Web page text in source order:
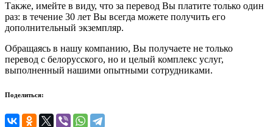
Также, имейте в виду, что за перевод Вы платите только один
раз: в течение 30 лет Вы всегда можете получить его
дополнительный экземпляр.
Обращаясь в нашу компанию, Вы получаете не только
перевод с белорусского, но и целый комплекс услуг,
выполненный нашими опытными сотрудниками.
Поделиться: